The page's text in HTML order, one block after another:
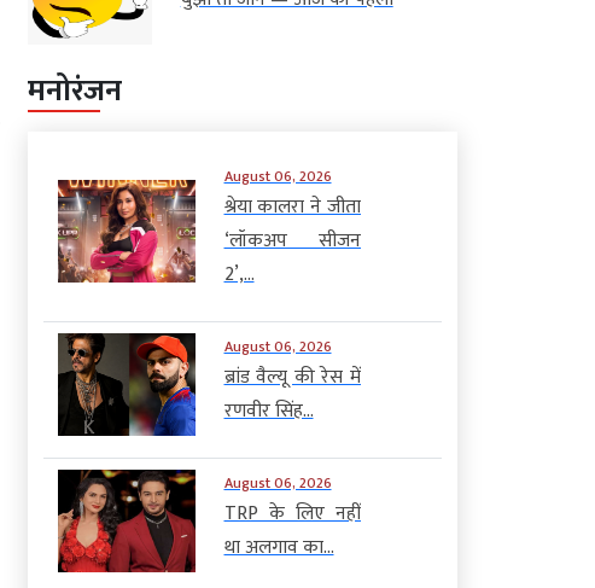
मनोरंजन
August 06, 2026
श्रेया कालरा ने जीता
‘लॉकअप सीजन
2’,...
August 06, 2026
ब्रांड वैल्यू की रेस में
रणवीर सिंह...
August 06, 2026
TRP के लिए नहीं
था अलगाव का...